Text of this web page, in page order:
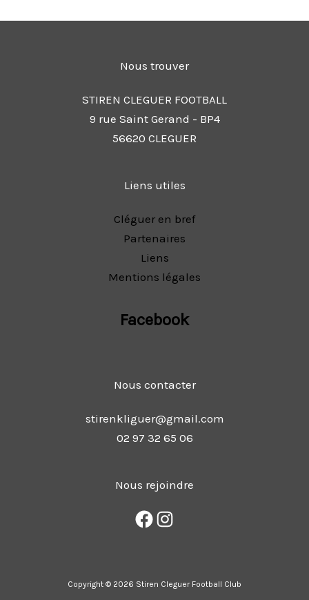
Nous trouver
STIREN CLEGUER FOOTBALL
9 rue Saint Gerand - BP4
56620 CLEGUER
Liens utiles
Cléguer en bref
Partenaires
Liens
Mentions légales
Facebook
Nous contacter
stirenkliguer@gmail.com
02 97 32 65 06
Nous rejoindre
Copyright © 2026 Stiren Cleguer Football Club